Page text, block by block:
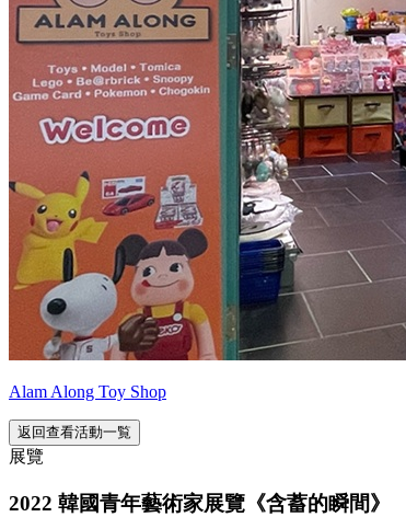
Alam Along Toy Shop
返回查看活動一覧
展覽
2022 韓國青年藝術家展覽《含蓄的瞬間》